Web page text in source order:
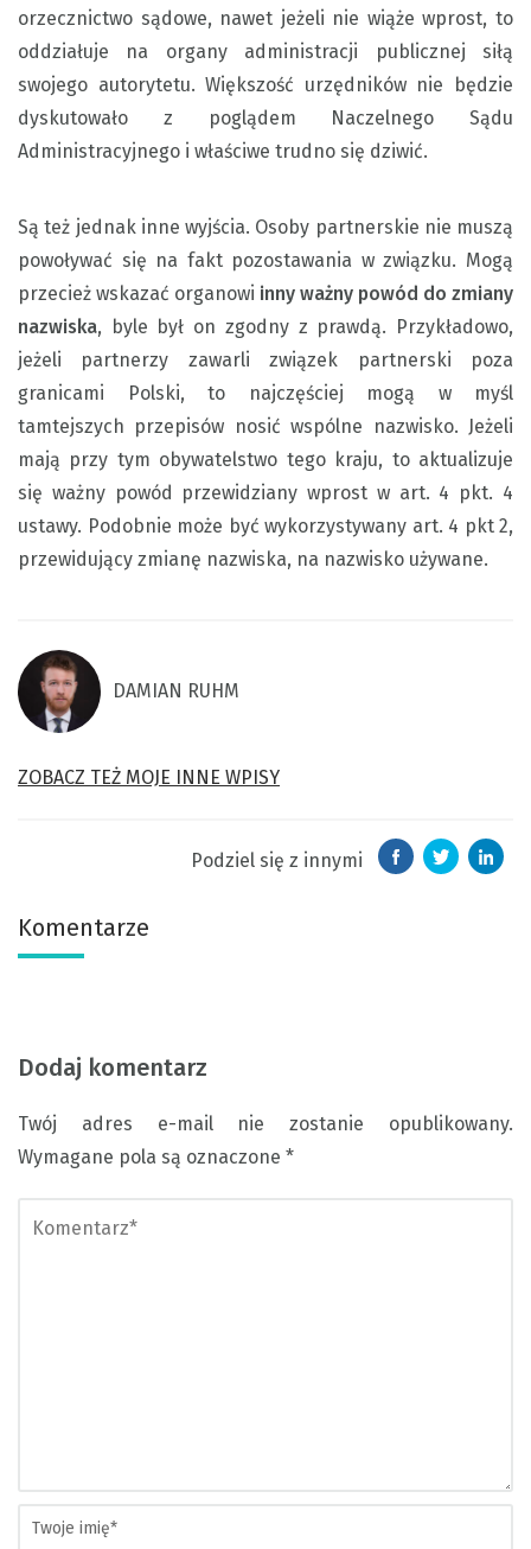
orzecznictwo sądowe, nawet jeżeli nie wiąże wprost, to
oddziałuje na organy administracji publicznej siłą
swojego autorytetu. Większość urzędników nie będzie
dyskutowało z poglądem Naczelnego Sądu
Administracyjnego i właściwe trudno się dziwić.
Są też jednak inne wyjścia. Osoby partnerskie nie muszą
powoływać się na fakt pozostawania w związku. Mogą
przecież wskazać organowi inny ważny powód do zmiany
nazwiska, byle był on zgodny z prawdą. Przykładowo,
jeżeli partnerzy zawarli związek partnerski poza
granicami Polski, to najczęściej mogą w myśl
tamtejszych przepisów nosić wspólne nazwisko. Jeżeli
mają przy tym obywatelstwo tego kraju, to aktualizuje
się ważny powód przewidziany wprost w art. 4 pkt. 4
ustawy. Podobnie może być wykorzystywany art. 4 pkt 2,
przewidujący zmianę nazwiska, na nazwisko używane.
DAMIAN RUHM
ZOBACZ TEŻ MOJE INNE WPISY
Podziel się z innymi
Komentarze
Dodaj komentarz
Twój adres e-mail nie zostanie opublikowany.
Wymagane pola są oznaczone *